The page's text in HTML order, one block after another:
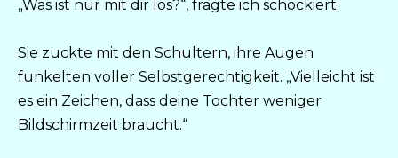
„Was ist nur mit dir los?“, fragte ich schockiert.
Sie zuckte mit den Schultern, ihre Augen
funkelten voller Selbstgerechtigkeit. „Vielleicht ist
es ein Zeichen, dass deine Tochter weniger
Bildschirmzeit braucht.“